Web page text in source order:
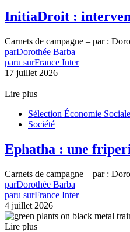
InitiaDroit :
Carnets de campagne – par :
parDorothée Barba
paru surFrance Inter
17 juillet 2026
Lire plus
Sélection Économie
Société
Ephatha : une
Carnets de campagne – par :
parDorothée Barba
paru surFrance Inter
4 juillet 2026
Lire plus